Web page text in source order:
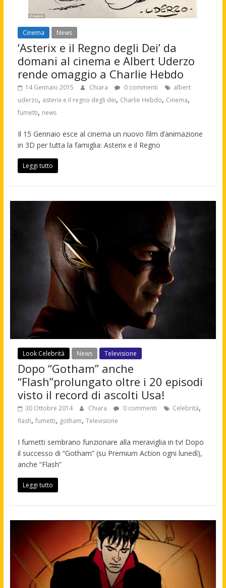
Cinema News
‘Asterix e il Regno degli Dei’ da
domani al cinema e Albert Uderzo
rende omaggio a Charlie Hebdo
14 Gennaio 2015 Chiara 0 commenti
albert
uderzo, asterix e il regno degli dei, Charlie Hebdo, Cinema,
fumetti, news
Il 15 Gennaio esce al cinema un nuovo film d’animazione
in 3D per tutta la famiglia: Asterix e il Regno
Leggi tutto
Look Celebrità News Televisione
Dopo “Gotham” anche
“Flash”prolungato oltre i 20 episodi
visto il record di ascolti Usa!
30 Ottobre 2014 Chiara 0 commenti Celebrità,
flash, fumetti, gotham, Televisione
I fumetti sembrano funzionare alla meraviglia in tv! Dopo
il successo di “Gotham” (su Premium Action ogni lunedì),
anche “Flash”
Leggi tutto